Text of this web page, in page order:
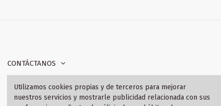
CONTÁCTANOS
INFORMACIÓN
Utilizamos cookies propias y de terceros para mejorar
nuestros servicios y mostrarle publicidad relacionada con sus